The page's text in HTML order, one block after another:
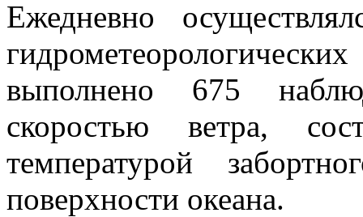
Ежедневно
выполнено 675
скоростью ветра,
температурой
поверхности океана.